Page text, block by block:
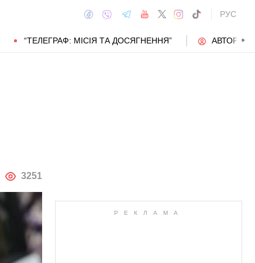
РУС
“ТЕЛЕГРАФ: МІСІЯ ТА ДОСЯГНЕННЯ” АВТОРИ
АВТОР
3251